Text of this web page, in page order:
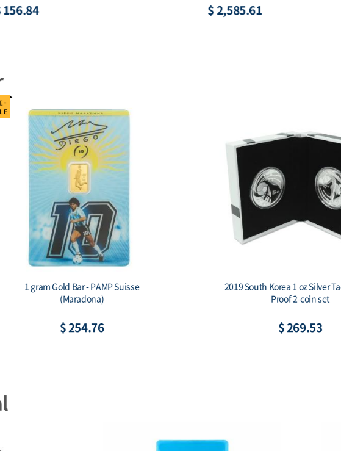
$ 85.65 $ 2,484.82
South Korea 1 oz Silver Tiger Proof
Secret (w/Box & COA)
$ 166.12
2 oz Silver Gichuk Stele 999 Antique
Bar (기축명 아미타불 비상)
$ 199.40